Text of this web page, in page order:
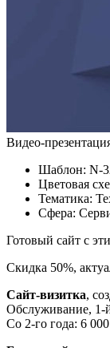
Видео-
Шаблон: N-
Цветовая
Тематика:
Сфера:
Готовый сайт с
Скидка 50%,
Сайт-визитка,
Обслуживание, 1-
Со 2-го года: 6